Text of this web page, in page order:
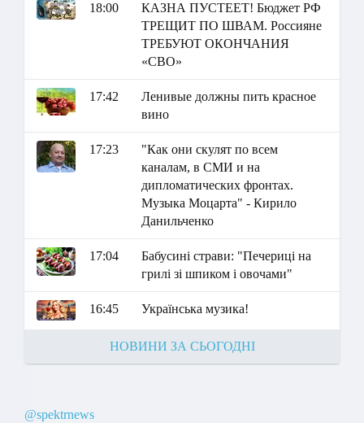
18:00
КАЗНА ПУСТЕЕТ! Бюджет РФ
ТРЕЩИТ ПО ШВАМ. Россияне
ТРЕБУЮТ ОКОНЧАНИЯ
«СВО»
17:42
Ленивые должны пить красное
вино
17:23
"Как они скулят по всем
каналам, в СМИ и на
дипломатических фронтах.
Музыка Моцарта" - Кирило
Данильченко
17:04
Бабусині страви: "Печериці на
грилі зі шпиком і овочами"
16:45 Українська музика!
НОВИНИ ЗА СЬОГОДНІ
@spektrnews